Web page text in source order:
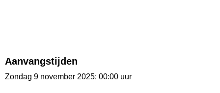
Aanvangstijden
Zondag 9 november 2025: 00:00 uur